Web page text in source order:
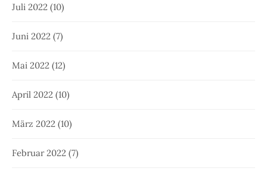
Juli 2022 (10)
Juni 2022 (7)
Mai 2022 (12)
April 2022 (10)
März 2022 (10)
Februar 2022 (7)